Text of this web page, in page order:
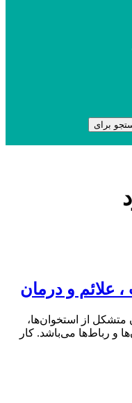
برای
علائم و درمان
متشکل از استخوان‌ها،
و رباط‌ها می‌باشد. کار